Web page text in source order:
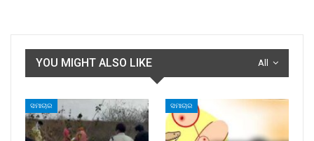
All
YOU MIGHT ALSO LIKE
ସମାଚାର ସମାଚାର